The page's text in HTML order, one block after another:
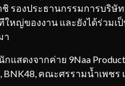
รองประธานกรรมการบริษั
ใหญ่ของงาน และยังได้ร่วมเ
า
กแสดงจากค่าย 9Naa
BNK48, คณะศรรามน้ำเพชร